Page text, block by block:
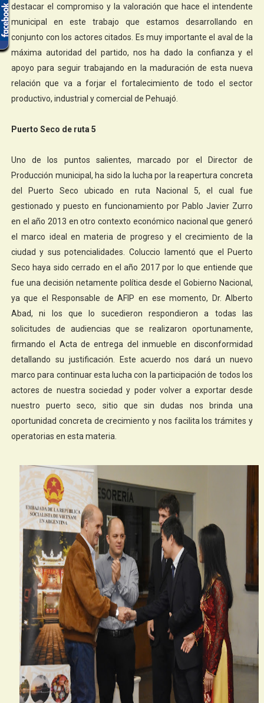
destacar el compromiso y la valoración que hace el intendente
municipal en este trabajo que estamos desarrollando en
conjunto con los actores citados. Es muy importante el aval de la
máxima autoridad del partido, nos ha dado la confianza y el
apoyo para seguir trabajando en la maduración de esta nueva
relación que va a forjar el fortalecimiento de todo el sector
productivo, industrial y comercial de Pehuajó.
Puerto Seco de ruta 5
Uno de los puntos salientes, marcado por el Director de
Producción municipal, ha sido la lucha por la reapertura concreta
del Puerto Seco ubicado en ruta Nacional 5, el cual fue
gestionado y puesto en funcionamiento por Pablo Javier Zurro
en el año 2013 en otro contexto económico nacional que generó
el marco ideal en materia de progreso y el crecimiento de la
ciudad y sus potencialidades. Coluccio lamentó que el Puerto
Seco haya sido cerrado en el año 2017 por lo que entiende que
fue una decisión netamente política desde el Gobierno Nacional,
ya que el Responsable de AFIP en ese momento, Dr. Alberto
Abad, ni los que lo sucedieron respondieron a todas las
solicitudes de audiencias que se realizaron oportunamente,
firmando el Acta de entrega del inmueble en disconformidad
detallando su justificación. Este acuerdo nos dará un nuevo
marco para continuar esta lucha con la participación de todos los
actores de nuestra sociedad y poder volver a exportar desde
nuestro puerto seco, sitio que sin dudas nos brinda una
oportunidad concreta de crecimiento y nos facilita los trámites y
operatorias en esta materia.